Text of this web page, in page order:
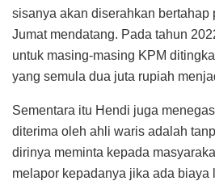
sisanya akan diserahkan bertahap
Jumat mendatang. Pada tahun
untuk masing-masing KPM
yang semula dua juta rupiah
Sementara itu Hendi juga
diterima oleh ahli waris adalah
dirinya meminta kepada
melapor kepadanya jika ada biaya